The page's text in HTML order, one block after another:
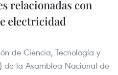
relacionadas con
electricidad
de Ciencia, Tecnología y
de la Asamblea Nacional de